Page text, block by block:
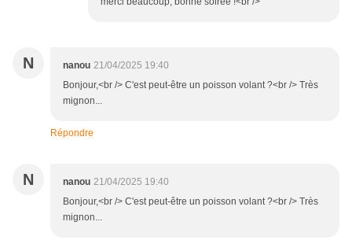
N nanou 21/04/2025 19:40
Bonjour,<br /> C'est peut-être un poisson volant ?<br /> Très
mignon...
Répondre
N nanou 21/04/2025 19:40
Bonjour,<br /> C'est peut-être un poisson volant ?<br /> Très
mignon...